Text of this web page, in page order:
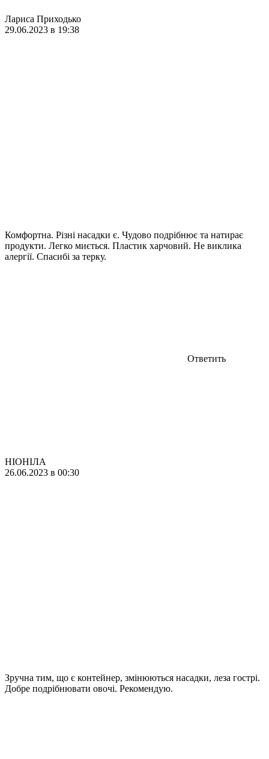
Лариса Приходько
29.06.2023 в 19:38
Комфортна. Різні насадки є. Чудово подрібнює та натирає
продукти. Легко миється. Пластик харчовий. Не виклика
алергії. Спасибі за терку.
Ответить
НІОНІЛА
26.06.2023 в 00:30
Зручна тим, що є контейнер, змінюються насадки, леза гострі.
Добре подрібнювати овочі. Рекомендую.